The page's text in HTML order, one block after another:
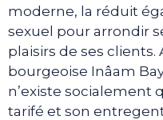
moderne, la réduit
sexuel pour arrondir
plaisirs de ses clients.
bourgeoise Inâam
n’existe socialement
tarifé et son